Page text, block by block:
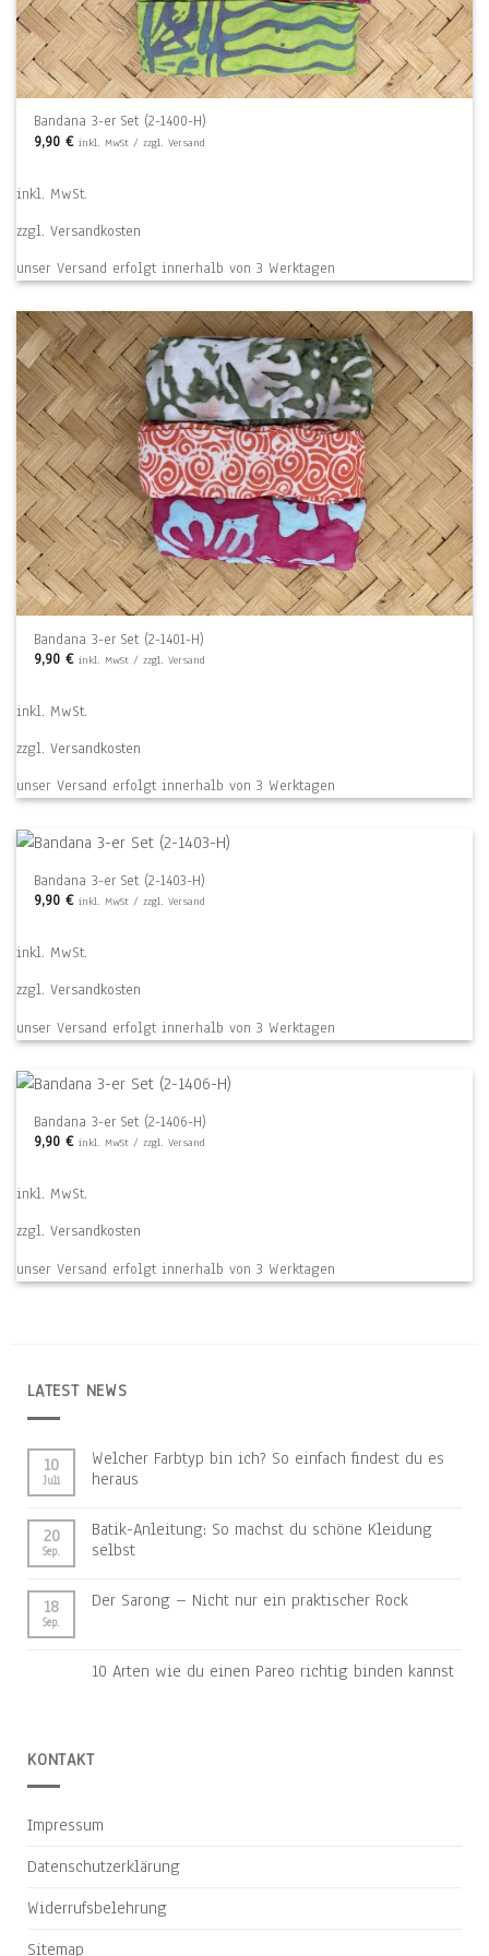
Bandana 3-er Set (2-1400-H)
9,90€ inkl. MwSt / zzgl. Versand
inkl. MwSt.
zzgl. Versandkosten
unser Versand erfolgt innerhalb von 3 Werktagen
Bandana 3-er Set (2-1401-H)
9,90€ inkl. MwSt / zzgl. Versand
inkl. MwSt.
zzgl. Versandkosten
unser Versand erfolgt innerhalb von 3 Werktagen
Bandana 3-er Set (2-1403-H)
9,90€ inkl. MwSt / zzgl. Versand
inkl. MwSt.
zzgl. Versandkosten
unser Versand erfolgt innerhalb von 3 Werktagen
Bandana 3-er Set (2-1406-H)
9,90€ inkl. MwSt / zzgl. Versand
inkl. MwSt.
zzgl. Versandkosten
unser Versand erfolgt innerhalb von 3 Werktagen
LATEST NEWS
10
Juli
Welcher Farbtyp bin ich? So einfach findest du es
heraus
20
Sep.
Batik-Anleitung: So machst du schöne Kleidung
selbst
18
Sep.
Der Sarong – Nicht nur ein praktischer Rock
10 Arten wie du einen Pareo richtig binden kannst
KONTAKT
Impressum
Datenschutzerklärung
Widerrufsbelehrung
Sitemap